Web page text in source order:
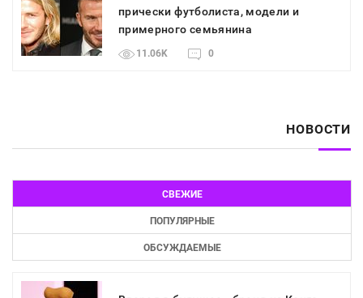
прически футболиста, модели и
примерного семьянина
11.06K 0
НОВОСТИ
СВЕЖИЕ
ПОПУЛЯРНЫЕ
ОБСУЖДАЕМЫЕ